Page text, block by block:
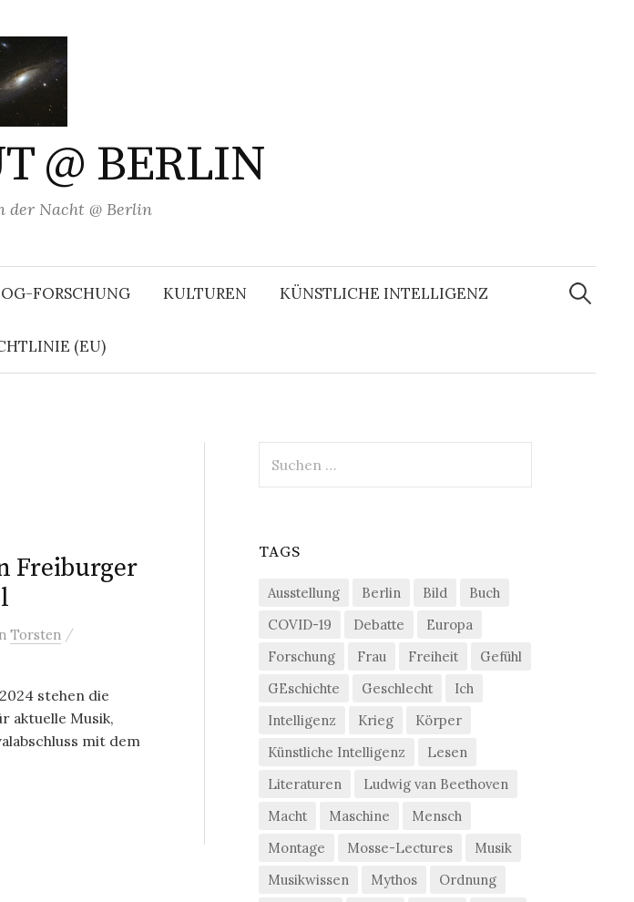
@ BERLIN
der Nacht @ Berlin
FORSCHUNG KULTUREN KÜNSTLICHE INTELLIGENZ
(EU)
Suchen
nach:
Freiburger
Torsten /
stehen die
aktuelle Musik,
mit dem
nach:
TAGS
Ausstellung Berlin Bild
Buch
COVID-19
Debatte
Europa
Forschung
Frau Freiheit
Gefühl
GEschichte
Geschlecht
Ich
Intelligenz
Krieg
Körper
Künstliche Intelligenz
Lesen
Literaturen
Ludwig van Beethoven
Macht
Maschine
Mensch
Montage
Mosse-Lectures
Musik
Musikwissen
Mythos
Ordnung